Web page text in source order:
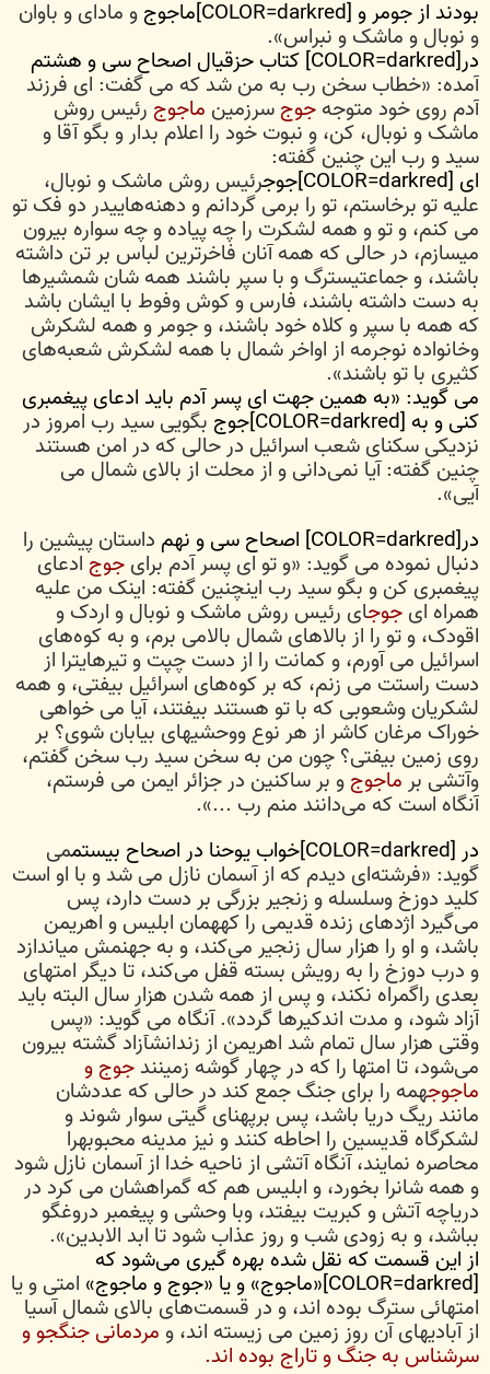
بودند از جومر و [COLOR=darkred]ماجوج و مادای و باوان
و نوبال و ماشک و نبراس».
در[COLOR=darkred] کتاب حزقیال اصحاح سی و هشتم
آمده: «خطاب سخن رب به من شد که می گفت: ای فرزند
آدم روی خود متوجه جوجسرزمین ماجوجرئیس روش
ماشک و نوبال، کن، و نبوت خود را اعلام بدار و بگو آقا و
سید و رب این چنین گفته:
ای [COLOR=darkred]جوج رئیس روش ماشک و نوبال،
علیه تو برخاستم، تو را برمی گردانم و دهنه‌هاییدر دو فک تو
می کنم، و تو و همه لشکرت را چه پیاده و چه سواره بیرون
میسازم، در حالی که همه آنان فاخرترین لباس بر تن داشته
باشند، و جماعتیسترگ و با سپر باشند همه شان شمشیرها
به دست داشته باشند، فارس و کوش وفوط با ایشان باشد
که همه با سپر و کلاه خود باشند، و جومر و همه لشکرش
وخانواده نوجرمه از اواخر شمال با همه لشکرش شعبه‌های
کثیری با تو باشند».
می گوید: «به همین جهت ای پسر آدم باید ادعای پیغمبری
کنی و به [COLOR=darkred]جوج بگویی سید رب امروز در
نزدیکی سکنای شعب اسرائیل در حالی که در امن هستند
چنین گفته: آیا نمی‌دانی و از محلت از بالای شمال می
آیی».
در[COLOR=darkred] اصحاح سی و نهم
داستان پیشین را
دنبال نموده می گوید: «و تو ای پسر آدم برای جوجادعای
پیغمبری کن و بگو سید رب اینچنین گفته: اینک من علیه
همراه ‌ای جوجای رئیس روش ماشک و نوبال و اردک و
اقودک، و تو را از بالاهای شمال بالامی برم، و به کوه‌های
اسرائیل می آورم، و کمانت را از دست چپت و تیرهایترا از
دست راستت می زنم، که بر کوه‌های اسرائیل بیفتی، و همه
لشکریان وشعوبی که با تو هستند بیفتند، آیا می خواهی
خوراک مرغان کاشر از هر نوع ووحشیهای بیابان شوی؟ بر
روی زمین بیفتی؟ چون من به سخن سید رب سخن گفتم،
وآتشی بر ماجوجو بر ساکنین در جزائر ایمن می فرستم،
آنگاه است که می‌دانند منم رب ...».
در [COLOR=darkred]خواب یوحنا در اصحاح بیستم
می
گوید: «فرشته‌ای دیدم که از آسمان نازل می شد و با او است
کلید دوزخ وسلسله و زنجیر بزرگی بر دست دارد، پس
می‌گیرد اژدهای زنده قدیمی را کههمان ابلیس و اهریمن
باشد، و او را هزار سال زنجیر می‌کند، و به جهنمش میاندازد
و درب دوزخ را به رویش بسته قفل می‌کند، تا دیگر امتهای
بعدی راگمراه نکند، و پس از همه شدن هزار سال البته باید
آزاد شود، و مدت اندکیرها گردد». آنگاه می گوید: «پس
وقتی هزار سال تمام شد اهریمن از زندانشآزاد گشته بیرون
می‌شود، تا امتها را که در چهار گوشه زمینندجوج و
ماجوجهمه را برای جنگ جمع کند در حالی که عددشان
مانند ریگ دریا باشد، پس برپهنای گیتی سوار شوند و
لشکرگاه قدیسین را احاطه کنند و نیز مدینه محبوبهرا
محاصره نمایند، آنگاه آتشی از ناحیه خدا از آسمان نازل شود
و همه شانرا بخورد، و ابلیس هم که گمراهشان می کرد در
دریاچه آتش و کبریت بیفتد، وبا وحشی و پیغمبر دروغگو
بباشد، و به زودی شب و روز عذاب شود تا ابد الابدین».
از این قسمت که نقل شده بهره گیری می‌شود که
امتی و یا
امتهائی سترگ بوده اند، و در قسمت‌های بالای شمال آسیا
از آبادیهای آن روز زمین می زیسته اند، و مردمانی جنگجو و
سرشناس به جنگ و تاراج بوده اند.